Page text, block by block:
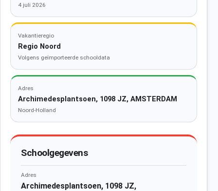
4 juli 2026
Vakantieregio
Regio Noord
Volgens geïmporteerde schooldata
Adres
Archimedesplantsoen, 1098 JZ, AMSTERDAM
Noord-Holland
Schoolgegevens
Adres
Archimedesplantsoen, 1098 JZ,